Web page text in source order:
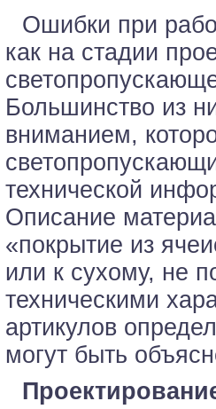
Ошибки при
как на стадии
Большинство из
вниманием,
технической
Описание
«покрытие из
или к сухому, не
техническими
артикулов
могут быть